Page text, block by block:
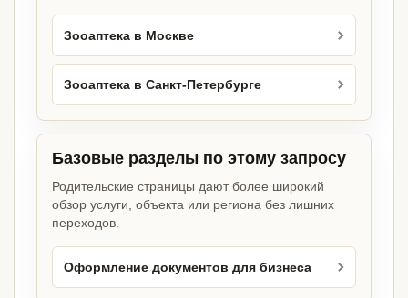
Зооаптека в Москве
Зооаптека в Санкт-Петербурге
Базовые разделы по этому запросу
Родительские страницы дают более широкий
обзор услуги, объекта или региона без лишних
переходов.
Оформление документов для бизнеса